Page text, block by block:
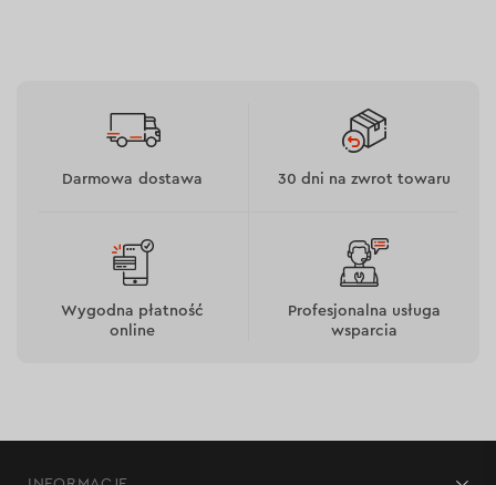
Darmowa dostawa 30 dni na zwrot towaru
Wygodna płatność
online
Profesjonalna usługa
wsparcia